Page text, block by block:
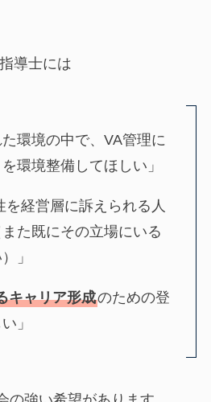
導士には
た環境の中で、VA管理に
環境整備してほしい」
を経営層に訴えられる人
た既にその立場にいる
」
キャリア形成のための登
」